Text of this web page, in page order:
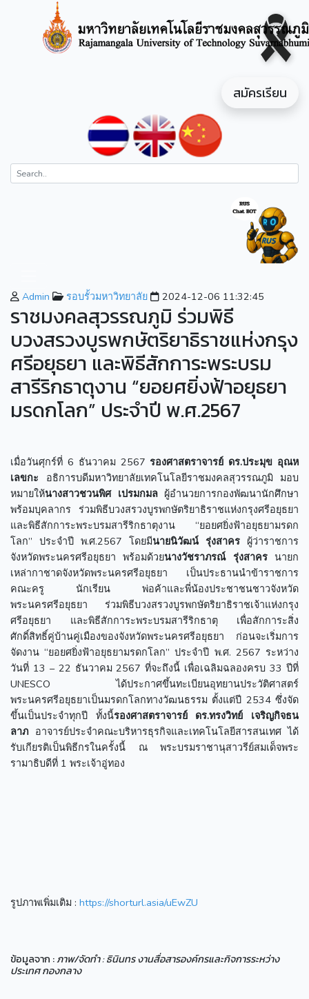
สมัครเรียน
Admin รอบรั้วมหาวิทยาลัย 2024-12-06 11:32:45
ราชมงคลสุวรรณภูมิ ร่วมพิธี
บวงสรวงบูรพกษัตริยาธิราชแห่งกรุง
ศรีอยุธยา และพิธีสักการะพระบรม
สารีริกธาตุงาน “ยอยศยิ่งฟ้าอยุธยา
มรดกโลก” ประจำปี พ.ศ.2567
เมื่อวันศุกร์ที่ 6 ธันวาคม 2567รองศาสตราจารย์ ดร.ประมุข อุณห
เลขกะ อธิการบดีมหาวิทยาลัยเทคโนโลยีราชมงคลสุวรรณภูมิ มอบ
หมายให้นางสาวชวนพิศ เปรมกมลผู้อำนวยการกองพัฒนานักศึกษา
พร้อมบุคลากร ร่วมพิธีบวงสรวงบูรพกษัตริยาธิราชแห่งกรุงศรีอยุธยา
และพิธีสักการะพระบรมสารีริกธาตุงาน “ยอยศยิ่งฟ้าอยุธยามรดก
โลก” ประจำปี พ.ศ.2567 โดยมีนายนิวัฒน์ รุ่งสาคร ผู้ว่าราชการ
จังหวัดพระนครศรีอยุธยา พร้อมด้วยนางวัชราภรณ์ รุ่งสาครนายก
เหล่ากาชาดจังหวัดพระนครศรีอยุธยา เป็นประธานนำข้าราชการ
คณะครู นักเรียน พ่อค้าและพี่น้องประชาชนชาวจังหวัด
พระนครศรีอยุธยา ร่วมพิธีบวงสรวงบูรพกษัตริยาธิราชเจ้าแห่งกรุง
ศรีอยุธยา และพิธีสักการะพระบรมสารีริกธาตุ เพื่อสักการะสิ่ง
ศักดิ์สิทธิ์คู่บ้านคู่เมืองของจังหวัดพระนครศรีอยุธยา ก่อนจะเริ่มการ
จัดงาน “ยอยศยิ่งฟ้าอยุธยามรดกโลก” ประจำปี พ.ศ. 2567 ระหว่าง
วันที่ 13 – 22 ธันวาคม 2567 ที่จะถึงนี้ เพื่อเฉลิมฉลองครบ 33 ปีที่
UNESCO ได้ประกาศขึ้นทะเบียนอุทยานประวัติศาสตร์
พระนครศรีอยุธยาเป็นมรดกโลกทางวัฒนธรรม ตั้งแต่ปี 2534 ซึ่งจัด
ขึ้นเป็นประจำทุกปี ทั้งนี้รองศาสตราจารย์ ดร.ทรงวิทย์ เจริญกิจธน
ลาภอาจารย์ประจำคณะบริหารธุรกิจและเทคโนโลยีสารสนเทศ ได้
รับเกียรติเป็นพิธีกรในครั้งนี้ ณ พระบรมราชานุสาวรีย์สมเด็จพระ
รามาธิบดีที่ 1 พระเจ้าอู่ทอง
รูปภาพเพิ่มเติม : https://shorturl.asia/uEwZU
ข้อมูลจาก :ภาพ/จัดทำ : ธินินทร งานสื่อสารองค์กรและกิจการระหว่าง
ประเทศ กองกลาง